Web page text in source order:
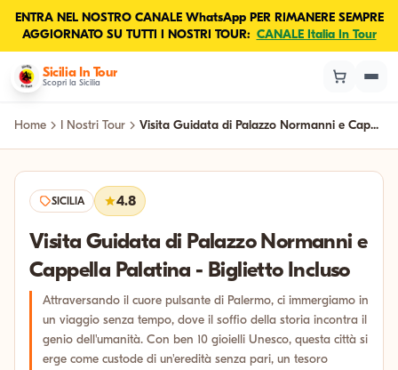
ENTRA NEL NOSTRO CANALE WhatsApp PER RIMANERE SEMPRE
AGGIORNATO SU TUTTI I NOSTRI TOUR: CANALE Italia In Tour
Sicilia In Tour
Scopri la Sicilia
Home I Nostri Tour Visita Guidata di Palazzo Normanni e Cap...
SICILIA 4.8
Visita Guidata di Palazzo Normanni e
Cappella Palatina - Biglietto Incluso
Attraversando il cuore pulsante di Palermo, ci immergiamo in
un viaggio senza tempo, dove il soffio della storia incontra il
genio dell'umanità. Con ben 10 gioielli Unesco, questa città si
erge come custode di un'eredità senza pari, un tesoro